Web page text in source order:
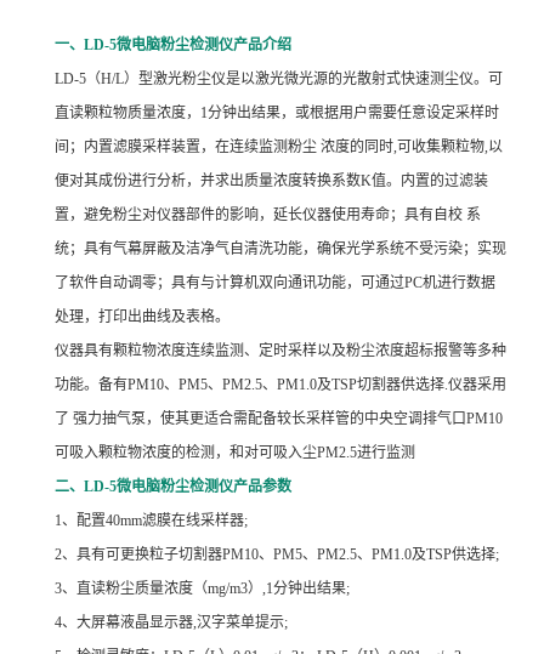
一、LD-5微电脑粉尘检测仪产品介绍
LD-5 （H/L）型激光粉尘仪是以激光微光源的光散射式快速测尘仪。可
直读颗粒物质量浓度，1分钟出结果，或根据用户需要任意设定采样时
间；内置滤膜采样装置，在连续监测粉尘 浓度的同时,可收集颗粒物,以
便对其成份进行分析，并求出质量浓度转换系数K值。内置的过滤装
置，避免粉尘对仪器部件的影响，延长仪器使用寿命；具有自校 系
统；具有气幕屏蔽及洁净气自清洗功能，确保光学系统不受污染；实现
了软件自动调零；具有与计算机双向通讯功能，可通过PC机进行数据
处理，打印出曲线及表格。
仪器具有颗粒物浓度连续监测、定时采样以及粉尘浓度超标报警等多种
功能。备有PM10、PM5、PM2.5、PM1.0及TSP切割器供选择.仪器采用
了 强力抽气泵，使其更适合需配备较长采样管的中央空调排气口PM10
可吸入颗粒物浓度的检测，和对可吸入尘PM2.5进行监测
二、LD-5微电脑粉尘检测仪产品参数
1、配置40mm滤膜在线采样器;
2、具有可更换粒子切割器PM10、PM5、PM2.5、PM1.0及TSP供选择;
3、直读粉尘质量浓度（mg/m3）,1分钟出结果;
4、大屏幕液晶显示器,汉字菜单提示;